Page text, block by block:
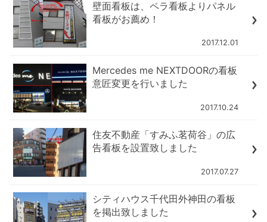
壁面看板は、ペラ看板よりパネル
看板がお薦め！
2017.12.01
Mercedes me NEXTDOORの看板
意匠変更を行いました
2017.10.24
住友不動産「すみふ茗荷谷」の広
告看板を設置致しました
2017.07.27
シティハウス千代田外神田の看板
を掲出致しました